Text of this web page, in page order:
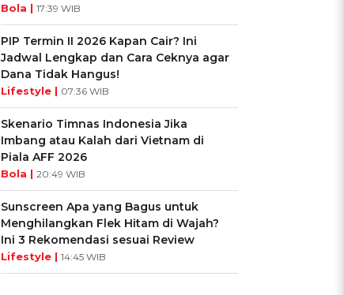
Bola | 17:39 WIB
PIP Termin II 2026 Kapan Cair? Ini
Jadwal Lengkap dan Cara Ceknya agar
Dana Tidak Hangus!
Lifestyle | 07:36 WIB
Skenario Timnas Indonesia Jika
Imbang atau Kalah dari Vietnam di
Piala AFF 2026
Bola | 20:49 WIB
Sunscreen Apa yang Bagus untuk
Menghilangkan Flek Hitam di Wajah?
Ini 3 Rekomendasi sesuai Review
Lifestyle | 14:45 WIB